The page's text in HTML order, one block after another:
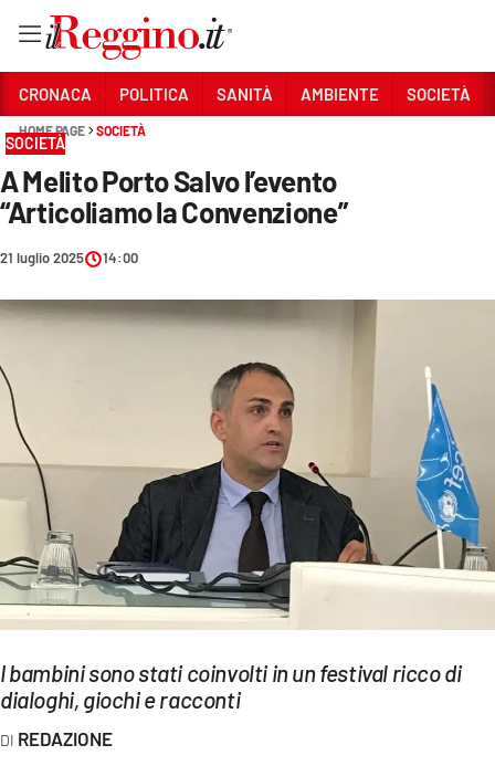
Sezioni
CRONACA
AMBIENTE
ECONOMIA E LAVORO
EVENTI
SPORT
Streaming
LAC TV
LAC NETWORK
CRONACA POLITICA SANITÀ AMBIENTE SOCIETÀ
HOME PAGE SOCIETÀ
SOCIETÀ
A Melito Porto Salvo l’evento
“Articoliamo la Convenzione”
21 luglio 2025 14:00
I bambini sono stati coinvolti in un festival ricco di
dialoghi, giochi e racconti
REDAZIONE